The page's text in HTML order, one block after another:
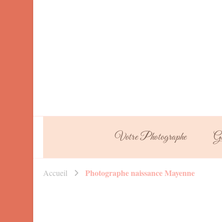
Votre Photographe
Accueil Photographe naissance Mayenne